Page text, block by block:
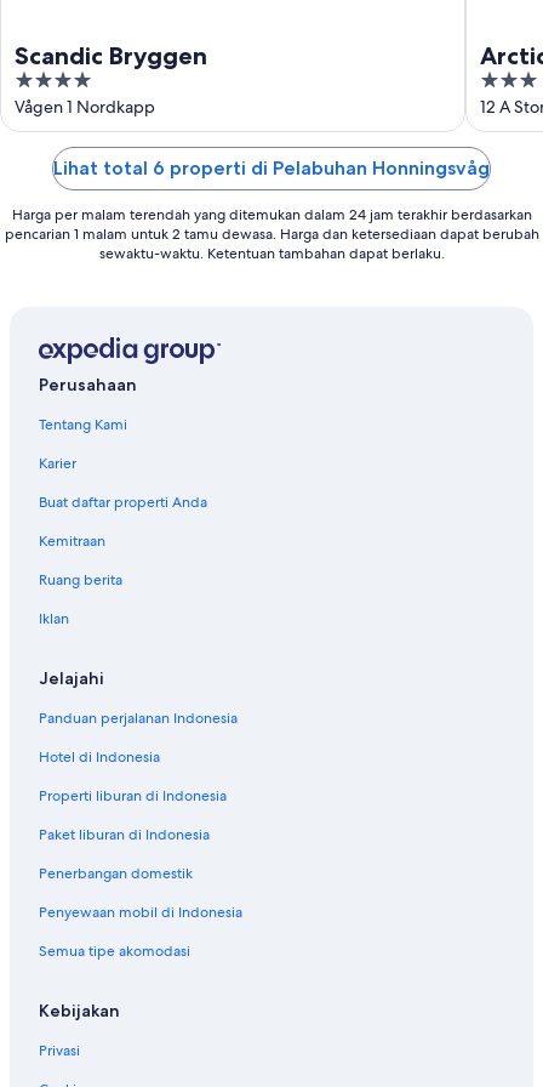
Scandic Bryggen
4
out
of
Vågen 1 Nordkapp
3
out
of
5
12 A
Lihat total 6 properti di Pelabuhan Honningsvåg
Harga per malam terendah yang ditemukan dalam 24 jam terakhir berdasarkan
pencarian 1 malam untuk 2 tamu dewasa. Harga dan ketersediaan dapat berubah
sewaktu-waktu. Ketentuan tambahan dapat berlaku.
Perusahaan
Tentang Kami
Karier
Buat daftar properti Anda
Kemitraan
Ruang berita
Iklan
Jelajahi
Panduan perjalanan Indonesia
Hotel di Indonesia
Properti liburan di Indonesia
Paket liburan di Indonesia
Penerbangan domestik
Penyewaan mobil di Indonesia
Semua tipe akomodasi
Kebijakan
Privasi